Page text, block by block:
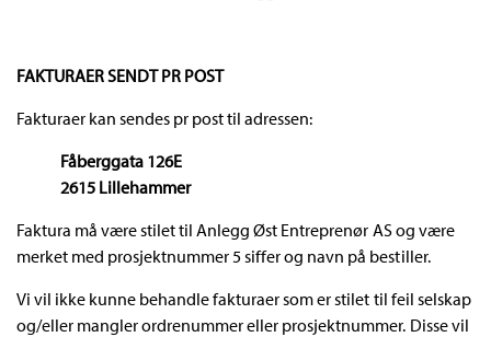
FAKTURAER SENDT PR POST
Fakturaer kan sendes pr post til adressen:
Fåberggata 126E
2615 Lillehammer
Faktura må være stilet til Anlegg Øst Entreprenør AS og være
merket med prosjektnummer 5 siffer og navn på bestiller.
Vi vil ikke kunne behandle fakturaer som er stilet til feil selskap
og/eller mangler ordrenummer eller prosjektnummer. Disse vil